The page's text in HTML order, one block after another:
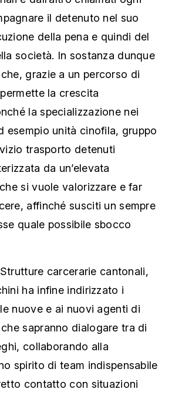
il detenuto nel suo
della pena e quindi del
società. In sostanza dunque
grazie a un percorso di
la crescita
la specializzazione nei
esempio unità cinofila, gruppo
trasporto detenuti
da un’elevata
si vuole valorizzare e far
affinché susciti un sempre
quale possibile sbocco
carcerarie cantonali,
ha infine indirizzato i
nuove e ai nuovi agenti di
sapranno dialogare tra di
collaborando alla
spirito di team indispensabile
contatto con situazioni